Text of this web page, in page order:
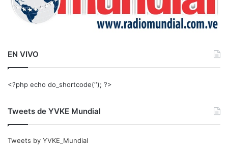
EN VIVO
<?php echo do_shortcode(‘‘); ?>
Tweets de YVKE Mundial
Tweets by YVKE_Mundial